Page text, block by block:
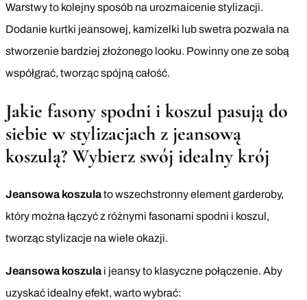
Warstwy to kolejny sposób na urozmaicenie stylizacji.
Dodanie kurtki jeansowej, kamizelki lub swetra pozwala na
stworzenie bardziej złożonego looku. Powinny one ze sobą
współgrać, tworząc spójną całość.
Jakie fasony spodni i koszul pasują do
siebie w stylizacjach z jeansową
koszulą? Wybierz swój idealny krój
Jeansowa koszulato wszechstronny element garderoby,
który można łączyć z różnymi fasonami spodni i koszul,
tworząc stylizacje na wiele okazji.
Jeansowa koszulai jeansy to klasyczne połączenie. Aby
uzyskać idealny efekt, warto wybrać: